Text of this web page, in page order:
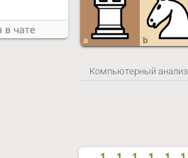
a b
Компьютерный анализ